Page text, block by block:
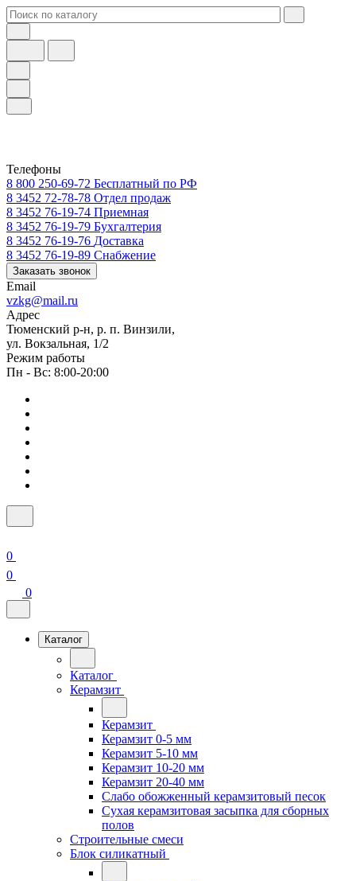
Телефоны
8 800 250-69-72 Бесплатный по РФ
8 3452 72-78-78 Отдел продаж
8 3452 76-19-74 Приемная
8 3452 76-19-79 Бухгалтерия
8 3452 76-19-76 Доставка
8 3452 76-19-89 Снабжение
Заказать звонок
Email
vzkg@mail.ru
Адрес
Тюменский р-н, р. п. Винзили,
ул. Вокзальная, 1/2
Режим работы
Пн - Вс: 8:00-20:00
0
0
0
Каталог
Каталог
Керамзит
Керамзит
Керамзит 0-5 мм
Керамзит 5-10 мм
Керамзит 10-20 мм
Керамзит 20-40 мм
Слабо обожженный керамзитовый песок
Сухая керамзитовая засыпка для сборных
полов
Строительные смеси
Блок силикатный